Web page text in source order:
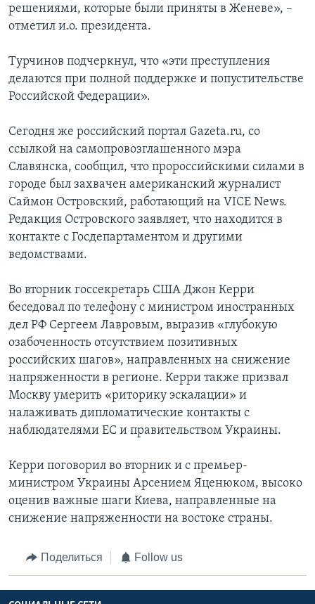
решениями, которые были приняты в Женеве», –
отметил и.о. президента.
Турчинов подчеркнул, что «эти преступления
делаются при полной поддержке и попустительстве
Российской Федерации».
Сегодня же российский портал Gazeta.ru, со
ссылкой на самопровозглашенного мэра
Славянска, сообщил, что пророссийскими силами в
городе был захвачен американский журналист
Саймон Островский, работающий на VICE News.
Редакция Островского заявляет, что находится в
контакте с Госдепартаментом и другими
ведомствами.
Во вторник госсекретарь США Джон Керри
беседовал по телефону с министром иностранных
дел РФ Сергеем Лавровым, выразив «глубокую
озабоченность отсутствием позитивных
российских шагов», направленных на снижение
напряженности в регионе. Керри также призвал
Москву умерить «риторику эскалации» и
налаживать дипломатические контакты с
наблюдателями ЕС и правительством Украины.
Керри поговорил во вторник и с премьер-
министром Украины Арсением Яценюком, высоко
оценив важные шаги Киева, направленные на
снижение напряженности на востоке страны.
Поделиться Follow us